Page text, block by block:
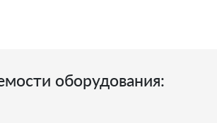
оборудования: